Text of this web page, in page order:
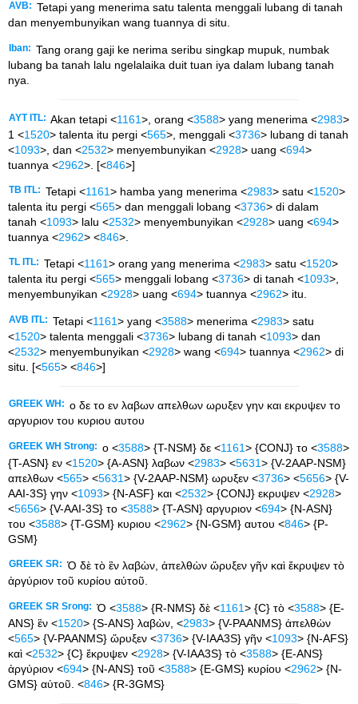
AVB: Tetapi yang menerima satu talenta menggali lubang di tanah
dan menyembunyikan wang tuannya di situ.
Iban: Tang orang gaji ke nerima seribu singkap mupuk, numbak
lubang ba tanah lalu ngelalaika duit tuan iya dalam lubang tanah
nya.
AYT ITL: Akan tetapi <1161>, orang <3588> yang menerima <2983>
1 <1520> talenta itu pergi <565>, menggali <3736> lubang di tanah
<1093>, dan <2532> menyembunyikan <2928> uang <694>
tuannya <2962>. [<846>]
TB ITL: Tetapi <1161> hamba yang menerima <2983> satu <1520>
talenta itu pergi <565> dan menggali lobang <3736> di dalam
tanah <1093> lalu <2532> menyembunyikan <2928> uang <694>
tuannya <2962> <846>.
TL ITL: Tetapi <1161> orang yang menerima <2983> satu <1520>
talenta itu pergi <565> menggali lobang <3736> di tanah <1093>,
menyembunyikan <2928> uang <694> tuannya <2962> itu.
AVB ITL: Tetapi <1161> yang <3588> menerima <2983> satu
<1520> talenta menggali <3736> lubang di tanah <1093> dan
<2532> menyembunyikan <2928> wang <694> tuannya <2962> di
situ. [<565> <846>]
GREEK WH: ο δε το εν λαβων απελθων ωρυξεν γην και εκρυψεν το
αργυριον του κυριου αυτου
GREEK WH Strong: ο <3588> {T-NSM} δε <1161> {CONJ} το <3588>
{T-ASN} εν <1520> {A-ASN} λαβων <2983> <5631> {V-2AAP-NSM}
απελθων <565> <5631> {V-2AAP-NSM} ωρυξεν <3736> <5656> {V-
AAI-3S} γην <1093> {N-ASF} και <2532> {CONJ} εκρυψεν <2928>
<5656> {V-AAI-3S} το <3588> {T-ASN} αργυριον <694> {N-ASN}
του <3588> {T-GSM} κυριου <2962> {N-GSM} αυτου <846> {P-
GSM}
GREEK SR: Ὁ δὲ τὸ ἓν λαβὼν, ἀπελθὼν ὤρυξεν γῆν καὶ ἔκρυψεν τὸ
ἀργύριον τοῦ κυρίου αὐτοῦ.
GREEK SR Srong: Ὁ <3588> {R-NMS} δὲ <1161> {C} τὸ <3588> {E-
ANS} ἓν <1520> {S-ANS} λαβὼν, <2983> {V-PAANMS} ἀπελθὼν
<565> {V-PAANMS} ὤρυξεν <3736> {V-IAA3S} γῆν <1093> {N-AFS}
καὶ <2532> {C} ἔκρυψεν <2928> {V-IAA3S} τὸ <3588> {E-ANS}
ἀργύριον <694> {N-ANS} τοῦ <3588> {E-GMS} κυρίου <2962> {N-
GMS} αὐτοῦ. <846> {R-3GMS}